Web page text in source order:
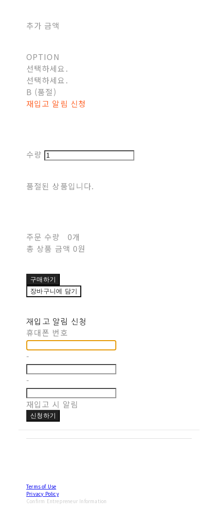
추가 금액
OPTION
선택하세요.
선택하세요.
B (품절)
재입고 알림 신청
수량
품절된 상품입니다.
주문 수량
0개
총 상품 금액 0원
구매하기
장바구니에 담기
재입고 알림 신청
휴대폰 번호
-
-
재입고 시 알림
신청하기
Terms of Use
Privacy Policy
Confirm Entrepreneur Information